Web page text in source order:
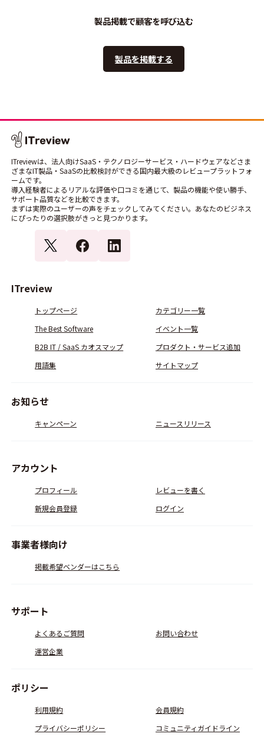
製品掲載で顧客を呼び込む
製品を掲載する
ITreviewは、法人向けSaaS・テクノロジーサービス・ハードウェアなどさま
ざまなIT製品・SaaSの比較検討ができる国内最大級のレビュープラットフォ
ームです。
導入経験者によるリアルな評価や口コミを通じて、製品の機能や使い勝手、
サポート品質などを比較できます。
まずは実際のユーザーの声をチェックしてみてください。あなたのビジネス
にぴったりの選択肢がきっと見つかります。
ITreview
トップページ
カテゴリー一覧
The Best Software
イベント一覧
B2B IT / SaaS カオスマップ
プロダクト・サービス追加
用語集
サイトマップ
お知らせ
キャンペーン ニュースリリース
アカウント
プロフィール
レビューを書く
新規会員登録
ログイン
事業者様向け
掲載希望ベンダーはこちら
サポート
よくあるご質問
お問い合わせ
運営企業
ポリシー
利用規約
会員規約
プライバシーポリシー
コミュニティガイドライン